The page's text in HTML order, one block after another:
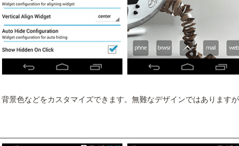
景色などをカスタマイズできます。無難なデザインではあります